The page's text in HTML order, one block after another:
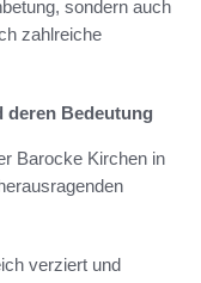
sondern auch
zahlreiche
deren Bedeutung
Barocke Kirchen in
verziert und